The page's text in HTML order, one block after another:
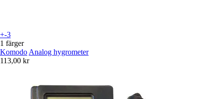
+-3
1 färger
Komodo Analog hygrometer
113,00 kr